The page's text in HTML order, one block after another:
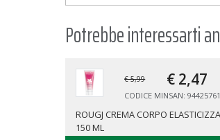
Potrebbe interessarti
€ 5,99 € 2,47
CODICE MINSAN:
ROUGJ CREMA CORPO
150 ML